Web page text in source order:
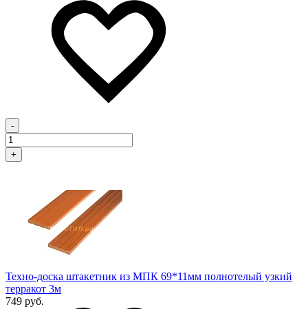
-
+
Техно-доска штакетник из МПК 69*11мм полнотелый узкий
терракот 3м
749 руб.